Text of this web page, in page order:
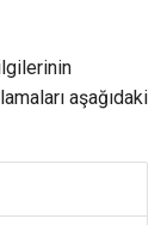
aşağıdaki